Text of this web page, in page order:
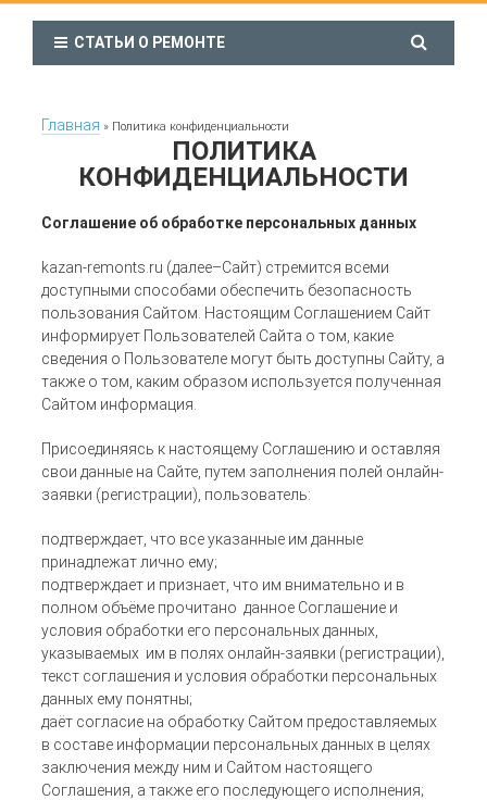
СТАТЬИ О РЕМОНТЕ
Главная » Политика конфиденциальности
ПОЛИТИКА
КОНФИДЕНЦИАЛЬНОСТИ
Соглашение об обработке персональных данных
kazan-remonts.ru (далее–Сайт) стремится всеми
доступными способами обеспечить безопасность
пользования Сайтом. Настоящим Соглашением Сайт
информирует Пользователей Сайта о том, какие
сведения о Пользователе могут быть доступны Сайту, а
также о том, каким образом используется полученная
Сайтом информация.
Присоединяясь к настоящему Соглашению и оставляя
свои данные на Сайте, путем заполнения полей онлайн-
заявки (регистрации), пользователь:
подтверждает, что все указанные им данные
принадлежат лично ему;
подтверждает и признает, что им внимательно и в
полном объёме прочитано данное Соглашение и
условия обработки его персональных данных,
указываемых им в полях онлайн-заявки (регистрации),
текст соглашения и условия обработки персональных
данных ему понятны;
даёт согласие на обработку Сайтом предоставляемых
в составе информации персональных данных в целях
заключения между ним и Сайтом настоящего
Соглашения, а также его последующего исполнения;